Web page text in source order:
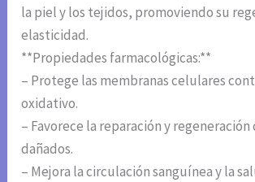
la piel y los tejidos, promoviendo su
elasticidad.
**Propiedades farmacológicas:**
– Protege las membranas celulares
oxidativo.
– Favorece la reparación y
dañados.
– Mejora la circulación sanguínea y la